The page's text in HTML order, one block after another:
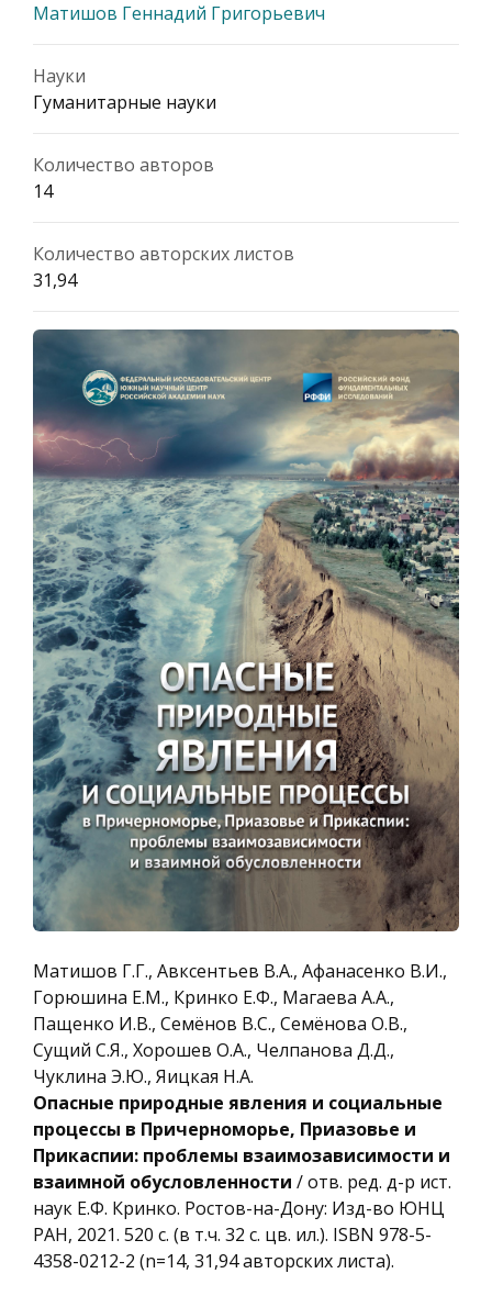
Матишов Геннадий Григорьевич
Науки
Гуманитарные науки
Количество авторов
14
Количество авторских листов
31,94
Матишов Г.Г., Авксентьев В.А., Афанасенко В.И.,
Горюшина Е.М., Кринко Е.Ф., Магаева А.А.,
Пащенко И.В., Семёнов В.С., Семёнова О.В.,
Сущий С.Я., Хорошев О.А., Челпанова Д.Д.,
Чуклина Э.Ю., Яицкая Н.А.
Опасные природные явления и социальные
процессы в Причерноморье, Приазовье и
Прикаспии: проблемы взаимозависимости и
взаимной обусловленности / отв. ред. д-р ист.
наук Е.Ф. Кринко. Ростов-на-Дону: Изд-во ЮНЦ
РАН, 2021. 520 с. (в т.ч. 32 с. цв. ил.). ISBN 978-5-
4358-0212-2 (n=14, 31,94 авторских листа).